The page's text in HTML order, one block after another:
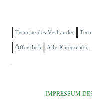
Termine des Verbandes
Öffentlich Alle Kategorien ...
IMPRESSUM